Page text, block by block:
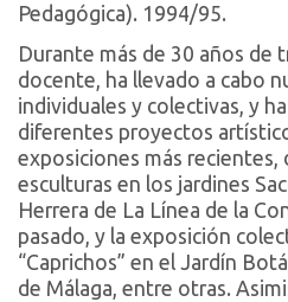
Pedagógica). 1994/95.
Durante más de 30 años de
docente, ha llevado a cabo
individuales y colectivas, y
diferentes proyectos
exposiciones más recientes,
esculturas en los jardines
Herrera de La Línea de la
pasado, y la exposición
“Caprichos” en el Jardín
de Málaga, entre otras.